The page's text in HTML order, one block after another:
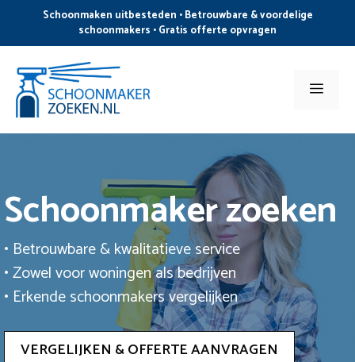
de
inhoud
Schoonmaken uitbesteden • Betrouwbare & voordelige
schoonmakers • Gratis offerte opvragen
Menu
Schoonmaker zoeken
• Betrouwbare & kwalitatieve service
• Zowel voor woningen als bedrijven
• Erkende schoonmakers vergelijken
VERGELIJKEN & OFFERTE AANVRAGEN